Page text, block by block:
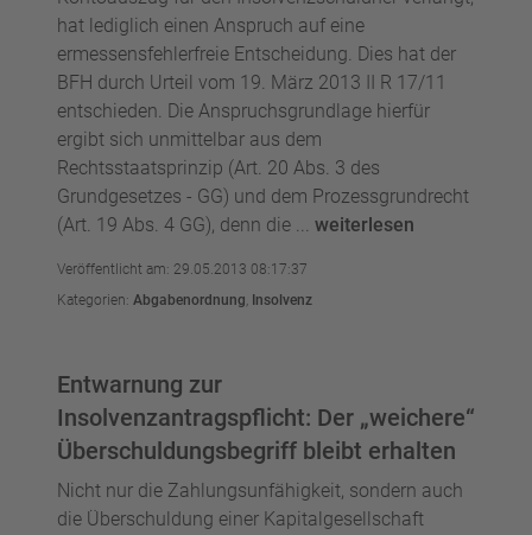
hat lediglich einen Anspruch auf eine
ermessensfehlerfreie Entscheidung. Dies hat der
BFH durch Urteil vom 19. März 2013 II R 17/11
entschieden. Die Anspruchsgrundlage hierfür
ergibt sich unmittelbar aus dem
Rechtsstaatsprinzip (Art. 20 Abs. 3 des
Grundgesetzes - GG) und dem Prozessgrundrecht
(Art. 19 Abs. 4 GG), denn die ... weiterlesen
Veröffentlicht am: 29.05.2013 08:17:37
Kategorien: Abgabenordnung, Insolvenz
Entwarnung zur
Insolvenzantragspflicht: Der „weichere“
Überschuldungsbegriff bleibt erhalten
Nicht nur die Zahlungsunfähigkeit, sondern auch
die Überschuldung einer Kapitalgesellschaft